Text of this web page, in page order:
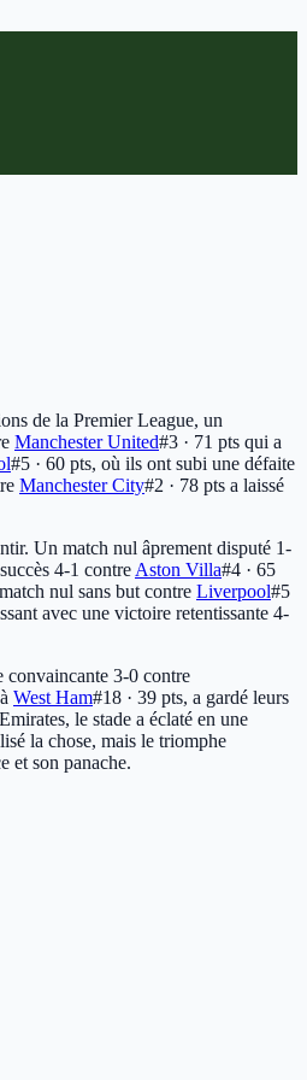
de la Premier League, un
Manchester United#3 · 71 pts qui a
#5 · 60 pts, où ils ont subi une défaite
Manchester City#2 · 78 pts a laissé
Un match nul âprement disputé 1-
4-1 contre Aston Villa#4 · 65
nul sans but contre Liverpool#5
avec une victoire retentissante 4-
convaincante 3-0 contre
West Ham#18 · 39 pts, a gardé leurs
le stade a éclaté en une
la chose, mais le triomphe
et son panache.